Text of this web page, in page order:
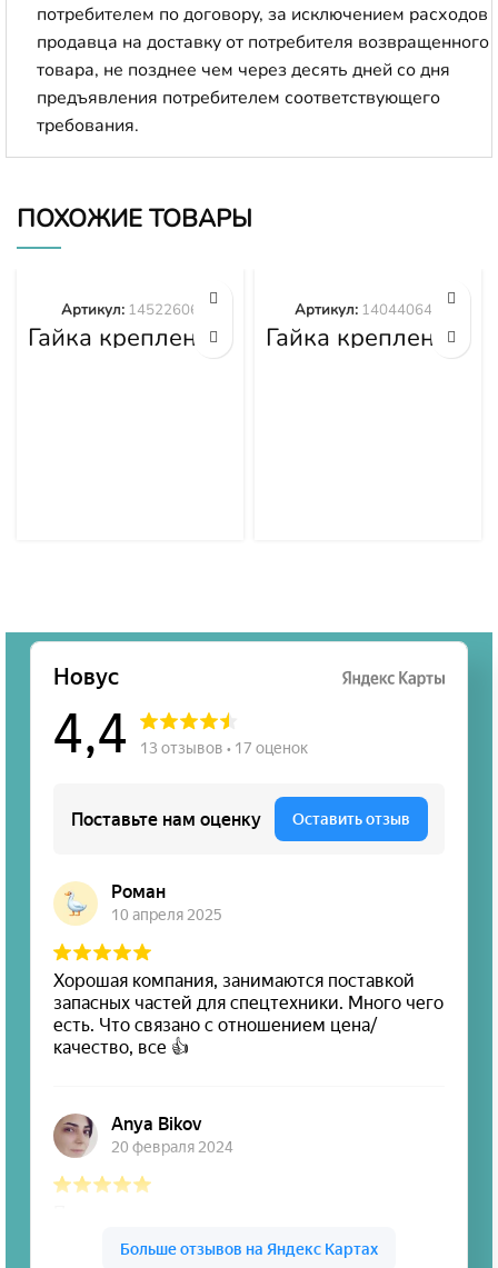
потребителем по договору, за исключением расходов
продавца на доставку от потребителя возвращенного
товара, не позднее чем через десять дней со дня
предъявления потребителем соответствующего
требования.
ПОХОЖИЕ ТОВАРЫ
Гайка крепления
башмака
Артикул: 14522606
Гайка крепления
башмака
Артикул: 140440645